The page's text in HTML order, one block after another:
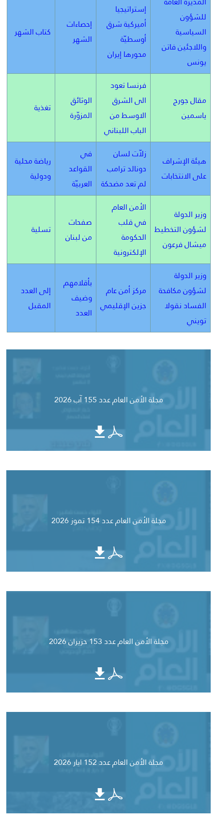
كتاب الشهر
إحصاءات
الشهر
إستراتيجيا
أميركية شرق
أوسطيّة
محورها إيران
للشؤون
السياسية
واللاجئين فاتن
يونس
تغذية
الوثائق
المزوّرة
فرنسا تعود
الى الشرق
الاوسط من
الباب اللبناني
مقال جورج
ياسمين
رياضة محلية
ودولية
في
القواعد
العربيّة
زلاّت لسان
دونالد ترامب
لم تعد مضحكة
هيئة الإشراف
على الانتخابات
تسلية
صفحات
من لبنان
الأمن العام
في قلب
الحكومة
الإلكترونية
وزير الدولة
لشؤون التخطيط
ميشال فرعون
إلى العدد
المقبل
بأقلامهم
وضيف
العدد
مركز أمن عام
جزين الإقليمي
وزير الدولة
لشؤون مكافحة
الفساد نقولا
تويني
مجلة الأمن العام عدد 155 آب 2026
مجلة الأمن العام عدد 154 تموز 2026
مجلة الأمن العام عدد 153 حزيران 2026
مجلة الأمن العام عدد 152 ايار 2026